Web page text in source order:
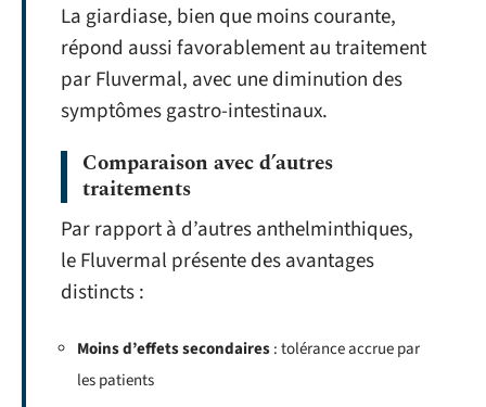
La giardiase, bien que moins courante,
répond aussi favorablement au traitement
par Fluvermal, avec une diminution des
symptômes gastro-intestinaux.
Comparaison avec d’autres
traitements
Par rapport à d’autres anthelminthiques,
le Fluvermal présente des avantages
distincts :
Moins d’effets secondaires: tolérance accrue par
les patients